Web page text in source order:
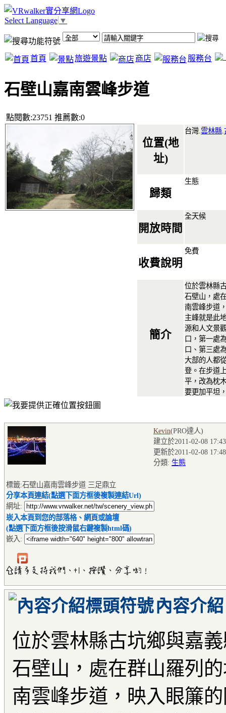
Select Language ▼
首頁 旅遊景點 商店 服務台
石壁山嘉南雲峰步道
點閱數:23751 推薦數:0
位置(地
址)
台灣. 雲林縣
歸類
生態
開放時間
全天候
收費說明
免費
簡介
位於雲林縣
石壁山，處
南雲峰步道
主峰就是此
源和人文景
口，第一處
口、第三處
大部的人都
登。在步道
平，改為枕
要更加平坦
Kevin(PRO達人)
建立於2011-02-08
更新於2011-02-08
分類: 生態
標籤:石壁山嘉南雲峰步道 三足鼎立
分享本頁連結(點選下面方框後複製連結Url)
網址:
崁入本頁到您的部落格、網頁或論壇
(點選下面方框後按滑鼠右鍵複製html碼)
嵌入:
內容介紹
位於雲林縣古坑鄉與嘉
石壁山，處在群山羅列
南雲峰步道，映入眼簾